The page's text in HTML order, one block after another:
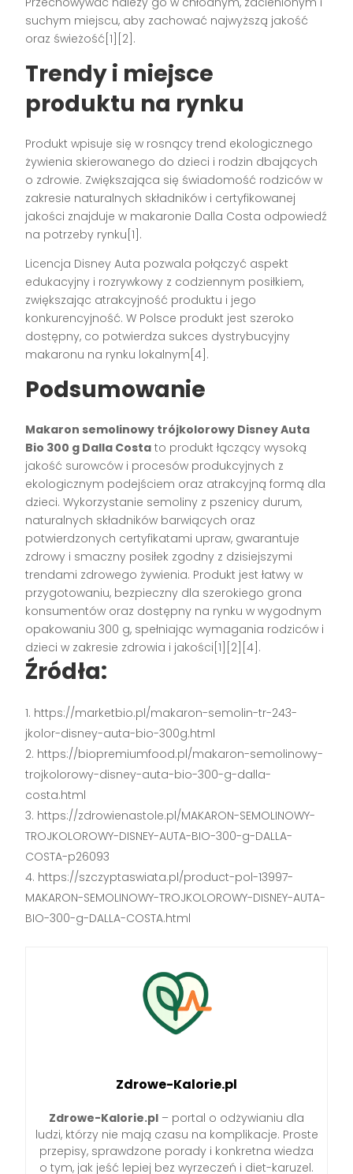
suchym miejscu, aby zachować najwyższą jakość
oraz świeżość[1][2].
Trendy i miejsce
produktu na rynku
Produkt wpisuje się w rosnący trend ekologicznego
żywienia skierowanego do dzieci i rodzin dbających
o zdrowie. Zwiększająca się świadomość rodziców w
zakresie naturalnych składników i certyfikowanej
jakości znajduje w makaronie Dalla Costa odpowiedź
na potrzeby rynku[1].
Licencja Disney Auta pozwala połączyć aspekt
edukacyjny i rozrywkowy z codziennym posiłkiem,
zwiększając atrakcyjność produktu i jego
konkurencyjność. W Polsce produkt jest szeroko
dostępny, co potwierdza sukces dystrybucyjny
makaronu na rynku lokalnym[4].
Podsumowanie
Makaron semolinowy trójkolorowy Disney Auta
Bio 300 g Dalla Costa to produkt łączący wysoką
jakość surowców i procesów produkcyjnych z
ekologicznym podejściem oraz atrakcyjną formą dla
dzieci. Wykorzystanie semoliny z pszenicy durum,
naturalnych składników barwiących oraz
potwierdzonych certyfikatami upraw, gwarantuje
zdrowy i smaczny posiłek zgodny z dzisiejszymi
trendami zdrowego żywienia. Produkt jest łatwy w
przygotowaniu, bezpieczny dla szerokiego grona
konsumentów oraz dostępny na rynku w wygodnym
opakowaniu 300 g, spełniając wymagania rodziców i
dzieci w zakresie zdrowia i jakości[1][2][4].
Źródła:
https://marketbio.pl/makaron-semolin-tr-243-
jkolor-disney-auta-bio-300g.html
https://biopremiumfood.pl/makaron-semolinowy-
trojkolorowy-disney-auta-bio-300-g-dalla-
costa.html
https://zdrowienastole.pl/MAKARON-SEMOLINOWY-
TROJKOLOROWY-DISNEY-AUTA-BIO-300-g-DALLA-
COSTA-p26093
https://szczyptaswiata.pl/product-pol-13997-
MAKARON-SEMOLINOWY-TROJKOLOROWY-DISNEY-AUTA-
BIO-300-g-DALLA-COSTA.html
Zdrowe-Kalorie.pl
Zdrowe-Kalorie.pl – portal o odżywianiu dla
ludzi, którzy nie mają czasu na komplikacje. Proste
przepisy, sprawdzone porady i konkretna wiedza
o tym, jak jeść lepiej bez wyrzeczeń i diet-karuzel.